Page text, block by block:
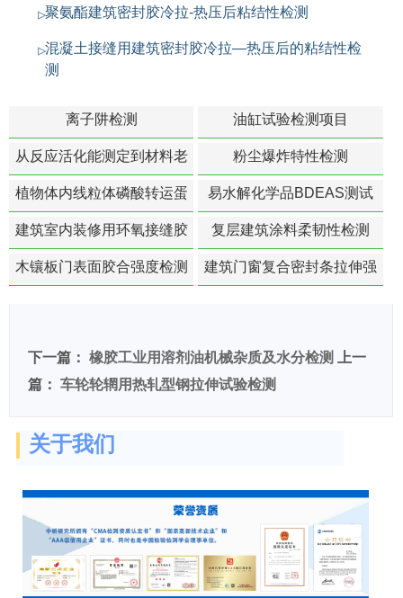
聚氨酯建筑密封胶冷拉-热压后粘结性检测
混凝土接缝用建筑密封胶冷拉—热压后的粘结性检
测
离子阱检测 油缸试验检测项目
从反应活化能测定到材料老
化寿命预测的经典模型
粉尘爆炸特性检测
植物体内线粒体磷酸转运蛋
白活性检测
易水解化学品BDEAS测试
建筑室内装修用环氧接缝胶
苯含量检测
复层建筑涂料柔韧性检测
木镶板门表面胶合强度检测
建筑门窗复合密封条拉伸强
下一篇： 橡胶工业用溶剂油机械杂质及水分检测
上一
篇： 车轮轮辋用热轧型钢拉伸试验检测
关于我们